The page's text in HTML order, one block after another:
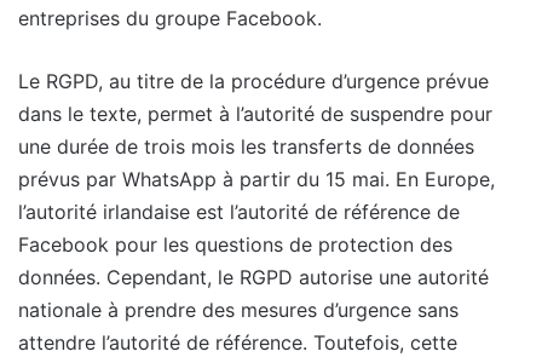
entreprises du groupe Facebook.
Le RGPD, au titre de la procédure d’urgence prévue
dans le texte, permet à l’autorité de suspendre pour
une durée de trois mois les transferts de données
prévus par WhatsApp à partir du 15 mai. En Europe,
l’autorité irlandaise est l’autorité de référence de
Facebook pour les questions de protection des
données. Cependant, le RGPD autorise une autorité
nationale à prendre des mesures d’urgence sans
attendre l’autorité de référence. Toutefois, cette